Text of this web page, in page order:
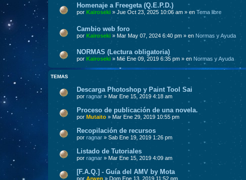
Homenaje a Freegeta (Q.E.P.D.)
por Kairoseki » Jue Oct 23, 2025 10:06 am » en Tema libre
Cambio web foro
por Kairoseki » Mar May 07, 2024 6:40 pm » en Normas y Ayuda
NORMAS (Lectura obligatoria)
por Kairoseki » Mié Ene 09, 2019 6:35 pm » en Normas y Ayuda
TEMAS
Descarga Photoshop y Paint Tool Sai
por ragnar » Mar Ene 15, 2019 4:18 am
Proceso de publicación de una novela.
por Mutaito » Mar Ene 29, 2019 10:55 pm
Recopilación de recursos
por ragnar » Sab Ene 19, 2019 1:26 pm
Listado de Tutoriales
por ragnar » Mar Ene 15, 2019 4:09 am
[F.A.Q.] - Guía del AMV by Mota
por Arwen » Dom Ene 13, 2019 11:52 pm